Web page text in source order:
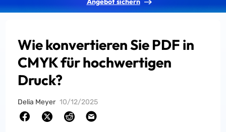
Wie konvertieren Sie PDF in
CMYK für hochwertigen
Druck?
Delia Meyer 10/12/2025